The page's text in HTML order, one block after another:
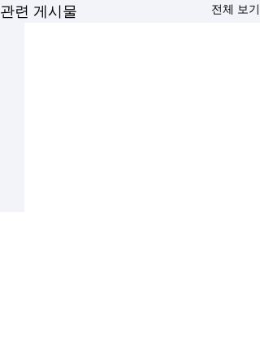
관련 게시물 전체 보기